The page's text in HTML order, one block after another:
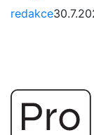
redakce